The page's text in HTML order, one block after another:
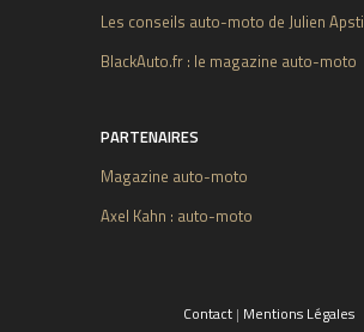
Les conseils auto-moto de Julien Apsti
BlackAuto.fr : le magazine auto-moto
PARTENAIRES
Magazine auto-moto
Axel Kahn : auto-moto
Contact| Mentions Légales